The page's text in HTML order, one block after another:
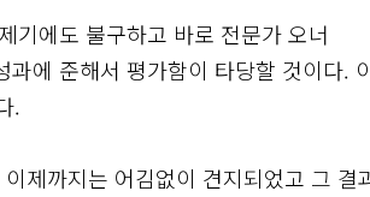
기에도 불구하고 바로 전문가 오너
에 준해서 평가함이 타당할 것이다.
.
제까지는 어김없이 견지되었고 그 결